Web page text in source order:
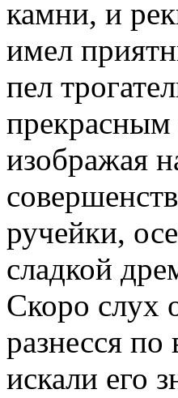
камни, и
имел
пел
прекрасным
изображая
ручейки,
сладкой
Скоро слух
разнесся по
искали его